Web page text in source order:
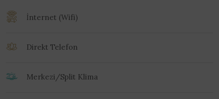
İnternet (Wifi)
Direkt Telefon
Merkezi/Split Klima